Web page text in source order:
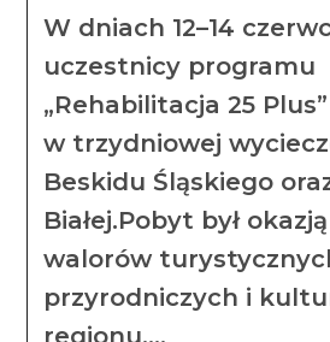
W dniach 12–14
uczestnicy programu
„Rehabilitacja 25
w trzydniowej
Beskidu Śląskiego
Białej.Pobyt był
walorów
przyrodniczych i
regionu.…